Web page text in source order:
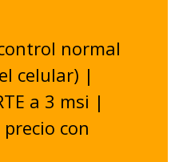
normal
celular) |
a 3 msi |
con